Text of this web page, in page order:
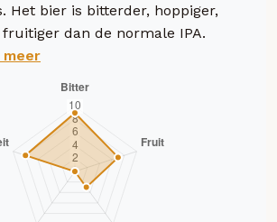
Het bier is bitterder, hoppiger,
dan de normale IPA.
meer